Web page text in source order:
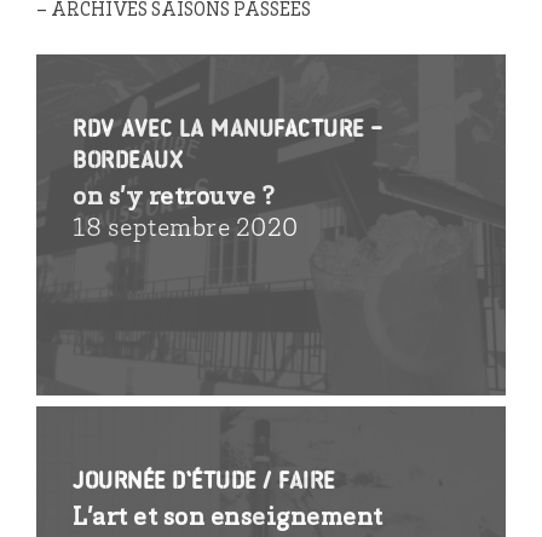
– ARCHIVES SAISONS PASSÉES
RDV avec la manufacture –
Bordeaux
on s’y retrouve ?
18 septembre 2020
Journée d’étude / faire
L’art et son enseignement